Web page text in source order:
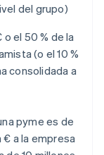
del grupo)
o el 50 % de la
(o el 10 %
consolidada a
pyme es de
€ a la empresa